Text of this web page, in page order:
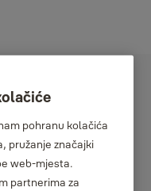
pohranu kolačića
pružanje značajki
web-mjesta.
partnerima za